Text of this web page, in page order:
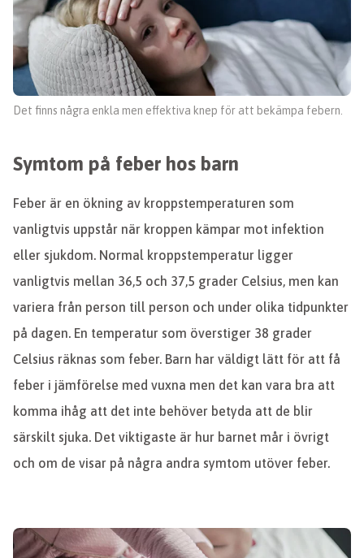
Det finns några enkla men effektiva knep för att bekämpa febern.
Symtom på feber hos barn
Feber är en ökning av kroppstemperaturen som
vanligtvis uppstår när kroppen kämpar mot infektion
eller sjukdom. Normal kroppstemperatur ligger
vanligtvis mellan 36,5 och 37,5 grader Celsius, men kan
variera från person till person och under olika tidpunkter
på dagen. En temperatur som överstiger 38 grader
Celsius räknas som feber. Barn har väldigt lätt för att få
feber i jämförelse med vuxna men det kan vara bra att
komma ihåg att det inte behöver betyda att de blir
särskilt sjuka. Det viktigaste är hur barnet mår i övrigt
och om de visar på några andra symtom utöver feber.